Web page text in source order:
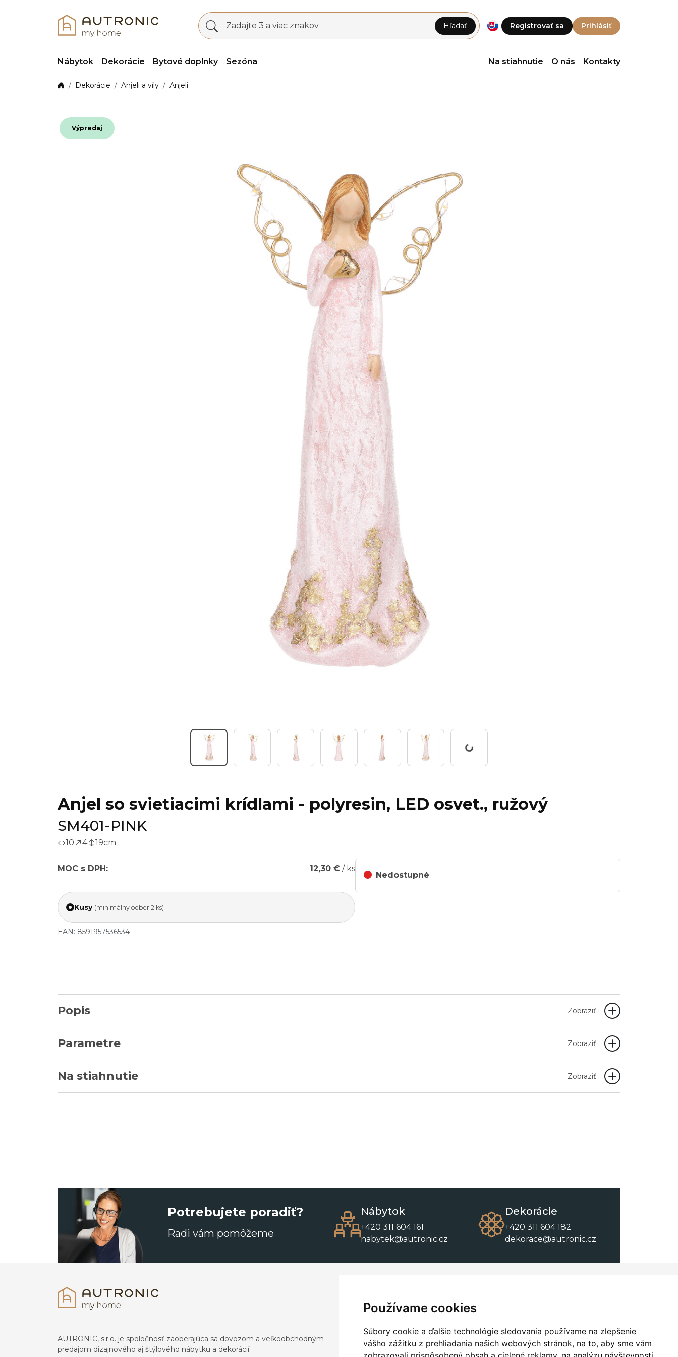
Používame cookies
Súbory cookie a ďalšie technológie sledovania používame na zlepšenie
vášho zážitku z prehliadania našich webových stránok, na to, aby sme vám
Registrovať sa Prihlásiť
Zadajte 3 a viac znakov Hľadať
Nábytok Dekorácie Bytové doplnky Sezóna Na stiahnutie O nás Kontakty
Dekorácie Anjeli a víly Anjeli
Working...
Výpredaj
Anjel so svietiacimi krídlami - polyresin, LED osvet., ružový
SM401-PINK
10 4 19cm
MOC s DPH: 12,30 € / ks
Kusy (minimálny odber 2 ks)
EAN: 8591957536534
Nedostupné
Popis Zobraziť
Parametre Zobraziť
Na stiahnutie Zobraziť
Potrebujete poradiť?
Radi vám pomôžeme
Nábytok
+420 311 604 161
nabytek@autronic.cz
Dekorácie
+420 311 604 182
dekorace@autronic.cz
AUTRONIC, s.r.o. je spoločnosť zaoberajúca sa dovozom a veľkoobchodným
predajom dizajnového aj štýlového nábytku a dekorácií.
Kontakty